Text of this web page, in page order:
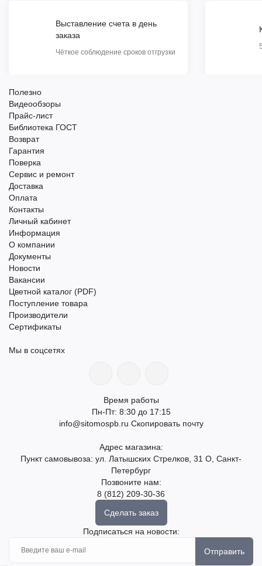
Выставление счета в день
заказа
Чёткое соблюдение сроков отгрузки
Полезно
Видеообзоры
Прайс-лист
Библиотека ГОСТ
Возврат
Гарантия
Поверка
Сервис и ремонт
Доставка
Оплата
Контакты
Личный кабинет
Информация
О компании
Документы
Новости
Вакансии
Цветной каталог (PDF)
Поступление товара
Производители
Сертификаты
Мы в соцсетях
Время работы
Пн-Пт: 8:30 до 17:15
info@sitomospb.ru Скопировать почту
Адрес магазина:
Пункт самовывоза: ул. Латышских Стрелков, 31 О, Санкт-
Петербург
Позвоните нам:
8 (812) 209-30-36
Сделать заказ
Подписаться на новости:
Отправить